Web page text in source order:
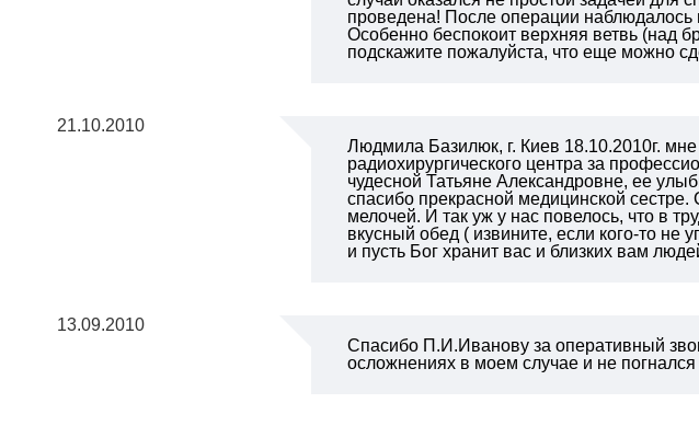
проведена! После операции наблюдалось
Особенно беспокоит верхняя ветвь (над
подскажите пожалуйста, что еще можно
21.10.2010
Людмила Базилюк, г. Киев 18.10.2010г.
радиохирургического центра за
чудесной Татьяне Александровне, ее
спасибо прекрасной медицинской
мелочей. И так уж у нас повелось, что в
вкусный обед ( извините, если кого-то
и пусть Бог хранит вас и близких вам
13.09.2010
Спасибо П.И.Иванову за оперативный
осложнениях в моем случае и не